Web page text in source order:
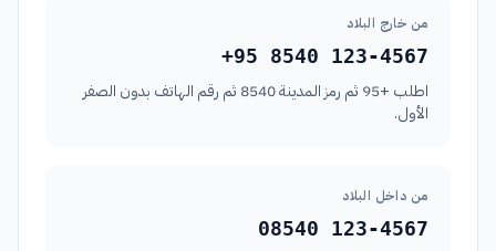
من خارج البلاد
+95 8540 123-4567
اطلب +95 ثم رمز المدينة 8540 ثم رقم الهاتف بدون الصفر
الأول.
من داخل البلاد
08540 123-4567